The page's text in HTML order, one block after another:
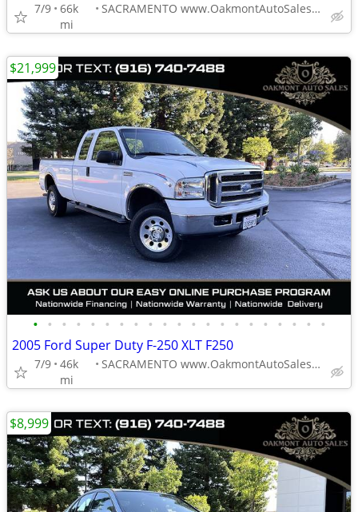
7/9 66k
mi
SACRAMENTO www.OakmontAutoSales.com
• • • • • • • • • • • • • • • • • • • • •
2005 Ford Super Duty F-250 XLT F250
7/9 46k
mi
SACRAMENTO www.OakmontAutoSales.com
$21,999
$8,999